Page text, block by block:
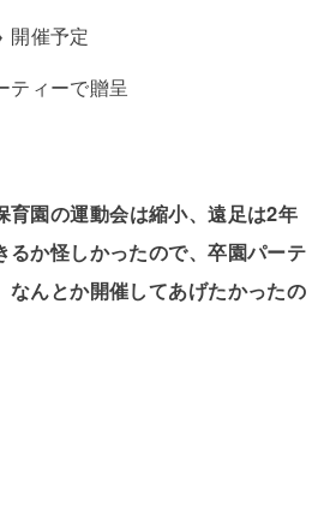
催予定
ィーで贈呈
育園の運動会は縮小、遠足は2年
るか怪しかったので、卒園パーテ
なんとか開催してあげたかったの